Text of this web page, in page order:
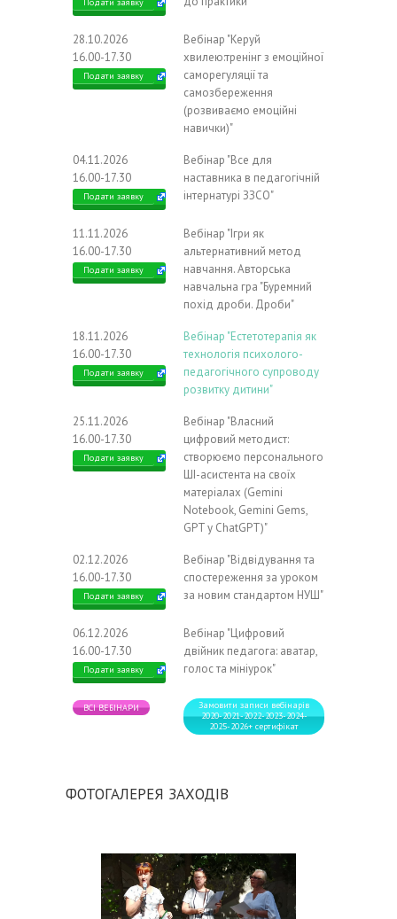
28.10.2026
16.00-17.30
Подати заявку
Вебінар "Керуй
хвилею:тренінг з емоційної
саморегуляції та
самозбереження
(розвиваємо емоційні
навички)"
04.11.2026
16.00-17.30
Подати заявку
Вебінар "Все для
наставника в педагогічній
інтернатурі ЗЗСО"
11.11.2026
16.00-17.30
Подати заявку
Вебінар "Ігри як
альтернативний метод
навчання. Авторська
навчальна гра "Буремний
похід дроби. Дроби"
18.11.2026
16.00-17.30
Подати заявку
Вебінар "Естетотерапія як
технологія психолого-
педагогічного супроводу
розвитку дитини"
25.11.2026
16.00-17.30
Подати заявку
Вебінар "Власний
цифровий методист:
створюємо персонального
ШІ-асистента на своїх
матеріалах (Gemini
Notebook, Gemini Gems,
GPT у ChatGPT)"
02.12.2026
16.00-17.30
Подати заявку
Вебінар "Відвідування та
спостереження за уроком
за новим стандартом НУШ"
06.12.2026
16.00-17.30
Подати заявку
Вебінар "Цифровий
двійник педагога: аватар,
голос та мініурок"
ВСІ ВЕБІНАРИ
Замовити записи вебінарів
2020-2021-2022-2023-2024-
2025-2026+ сертифікат
ФОТОГАЛЕРЕЯ ЗАХОДІВ